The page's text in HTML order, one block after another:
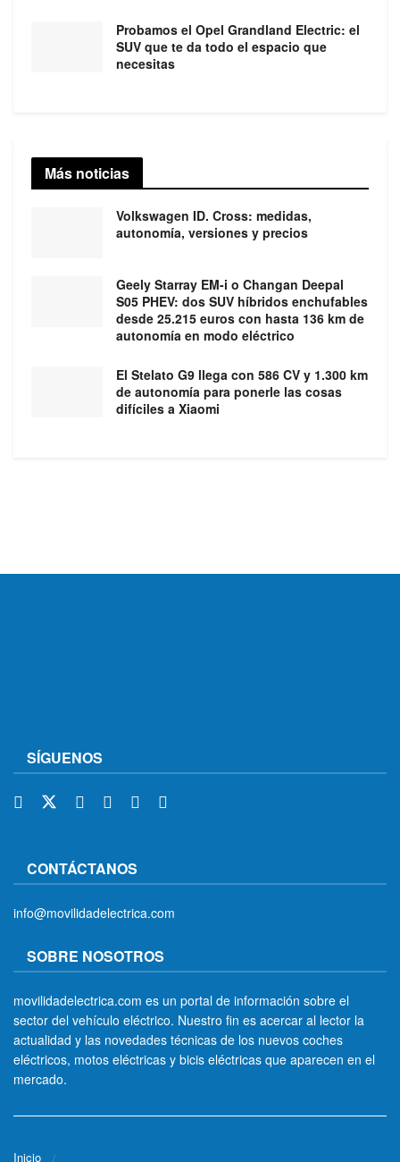
Probamos el Opel Grandland Electric: el
SUV que te da todo el espacio que
necesitas
Más noticias
Volkswagen ID. Cross: medidas,
autonomía, versiones y precios
Geely Starray EM-i o Changan Deepal
S05 PHEV: dos SUV híbridos enchufables
desde 25.215 euros con hasta 136 km de
autonomía en modo eléctrico
El Stelato G9 llega con 586 CV y 1.300 km
de autonomía para ponerle las cosas
difíciles a Xiaomi
SÍGUENOS
CONTÁCTANOS
info@movilidadelectrica.com
SOBRE NOSOTROS
movilidadelectrica.com es un portal de información sobre el
sector del vehículo eléctrico. Nuestro fin es acercar al lector la
actualidad y las novedades técnicas de los nuevos coches
eléctricos, motos eléctricas y bicis eléctricas que aparecen en el
mercado.
Inicio